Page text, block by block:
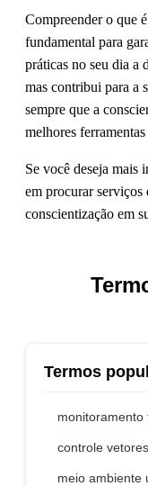
Compreender o que
fundamental para
práticas no seu dia a
mas contribui para a
sempre que a
melhores
Se você deseja mais
em procurar serviços
conscientização em
Termos
monitoramento
controle vetores
meio ambiente